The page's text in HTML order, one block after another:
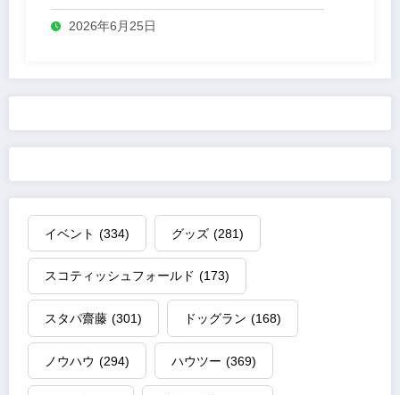
2026年6月25日
イベント (334) グッズ (281)
スコティッシュフォールド (173)
スタパ齋藤 (301) ドッグラン (168)
ノウハウ (294) ハウツー (369)